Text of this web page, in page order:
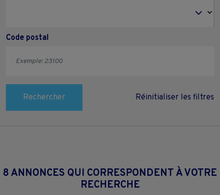
Code postal
Rechercher Réinitialiser les filtres
8 ANNONCES QUI CORRESPONDENT À VOTRE
RECHERCHE